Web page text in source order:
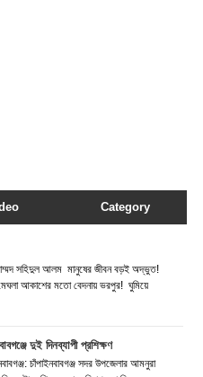
Category
সহিদুল আলম মানুষের জীবন বড়ই অদ্ভুত!
আকাশের মতো বেদনায় ভরপুর! ঘুমিয়ে
দুই দিনব্যাপী প্রশিক্ষণ
চাঁপাইনবাবগঞ্জ সদর উপজেলার আমনুরা